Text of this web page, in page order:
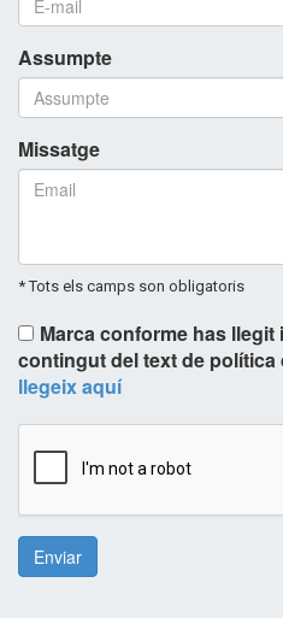
Assumpte
Missatge
* Tots els camps son obligatoris
Marca conforme has
contingut del text de política
llegeix aquí
Enviar